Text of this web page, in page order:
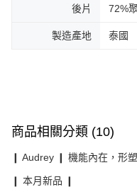
後片 72%
製造產地 泰國
商品相關分類 (10)
❙ Audrey ❙ 機能內在，形
❙ 本月新品 ❙